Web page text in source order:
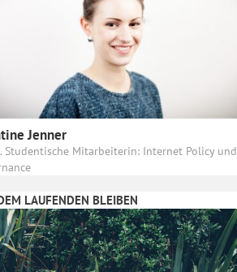
Jenner
Studentische Mitarbeiterin: Internet Policy und
LAUFENDEN BLEIBEN